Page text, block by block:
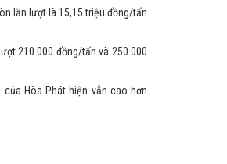
lần lượt là 15,15 triệu đồng/tấn
210.000 đồng/tấn và 250.000
Hòa Phát hiện vẫn cao hơn